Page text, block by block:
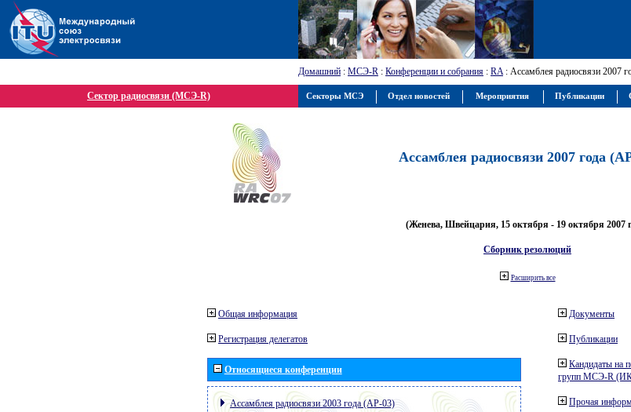
Домашний : МСЭ-R : Конференции и собрания : RA: Ассамблея радиосвязи 2007
Сектор радиосвязи (МСЭ-R)
Ассамблея радиосвязи 2007 года
(Женева, Швейцария, 15 октября - 19 октября 2007
Сборник резолюций
Расширить все
Общая информация
Регистрация делегатов
Относящиеся конференции
Ассамблея радиосвязи 2003 года (АР-03)
Документы
Публикации
Кандидаты на
групп МСЭ-R
Прочая
Секторы МСЭ Отдел новостей Мероприятия Публикации